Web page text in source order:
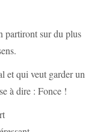
partiront sur du plus
et qui veut garder un
à dire : Fonce !